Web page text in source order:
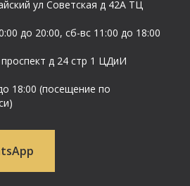
ул Cоветская д 42А ТЦ
до 20:00, сб-вс 11:00 до 18:00
д 24 стр 1 ЦДиИ
18:00 (посещение по